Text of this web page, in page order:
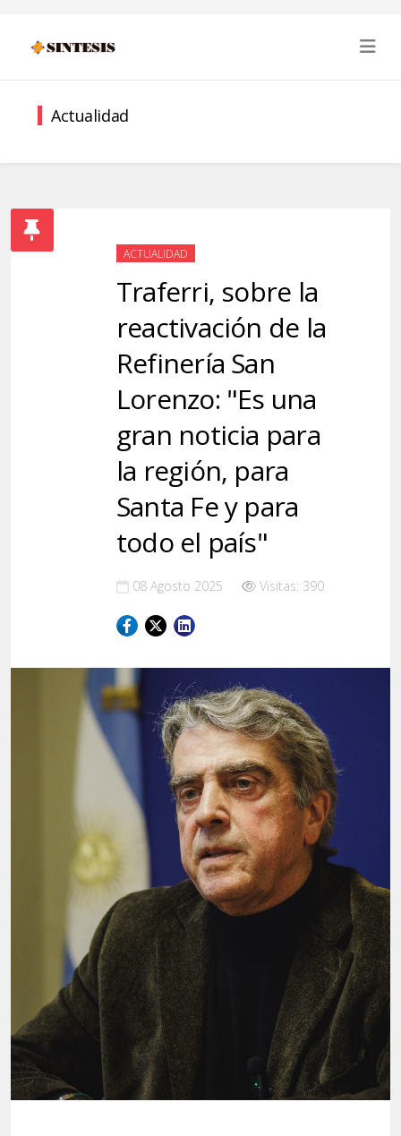
Actualidad
ACTUALIDAD
Traferri, sobre la
reactivación de la
Refinería San
Lorenzo: "Es una
gran noticia para
la región, para
Santa Fe y para
todo el país"
08 Agosto 2025 Visitas: 390